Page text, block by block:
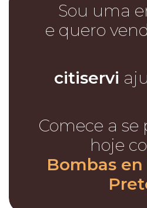
Sou uma
e quero
citiservi
Comece a se
hoje
Bombas